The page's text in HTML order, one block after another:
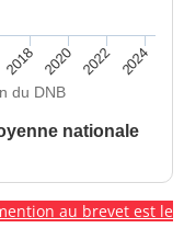
du DNB
nationale
2018 2020 2022 2024
au brevet est le